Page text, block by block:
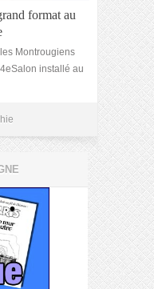
format au
Montrougiens
installé au